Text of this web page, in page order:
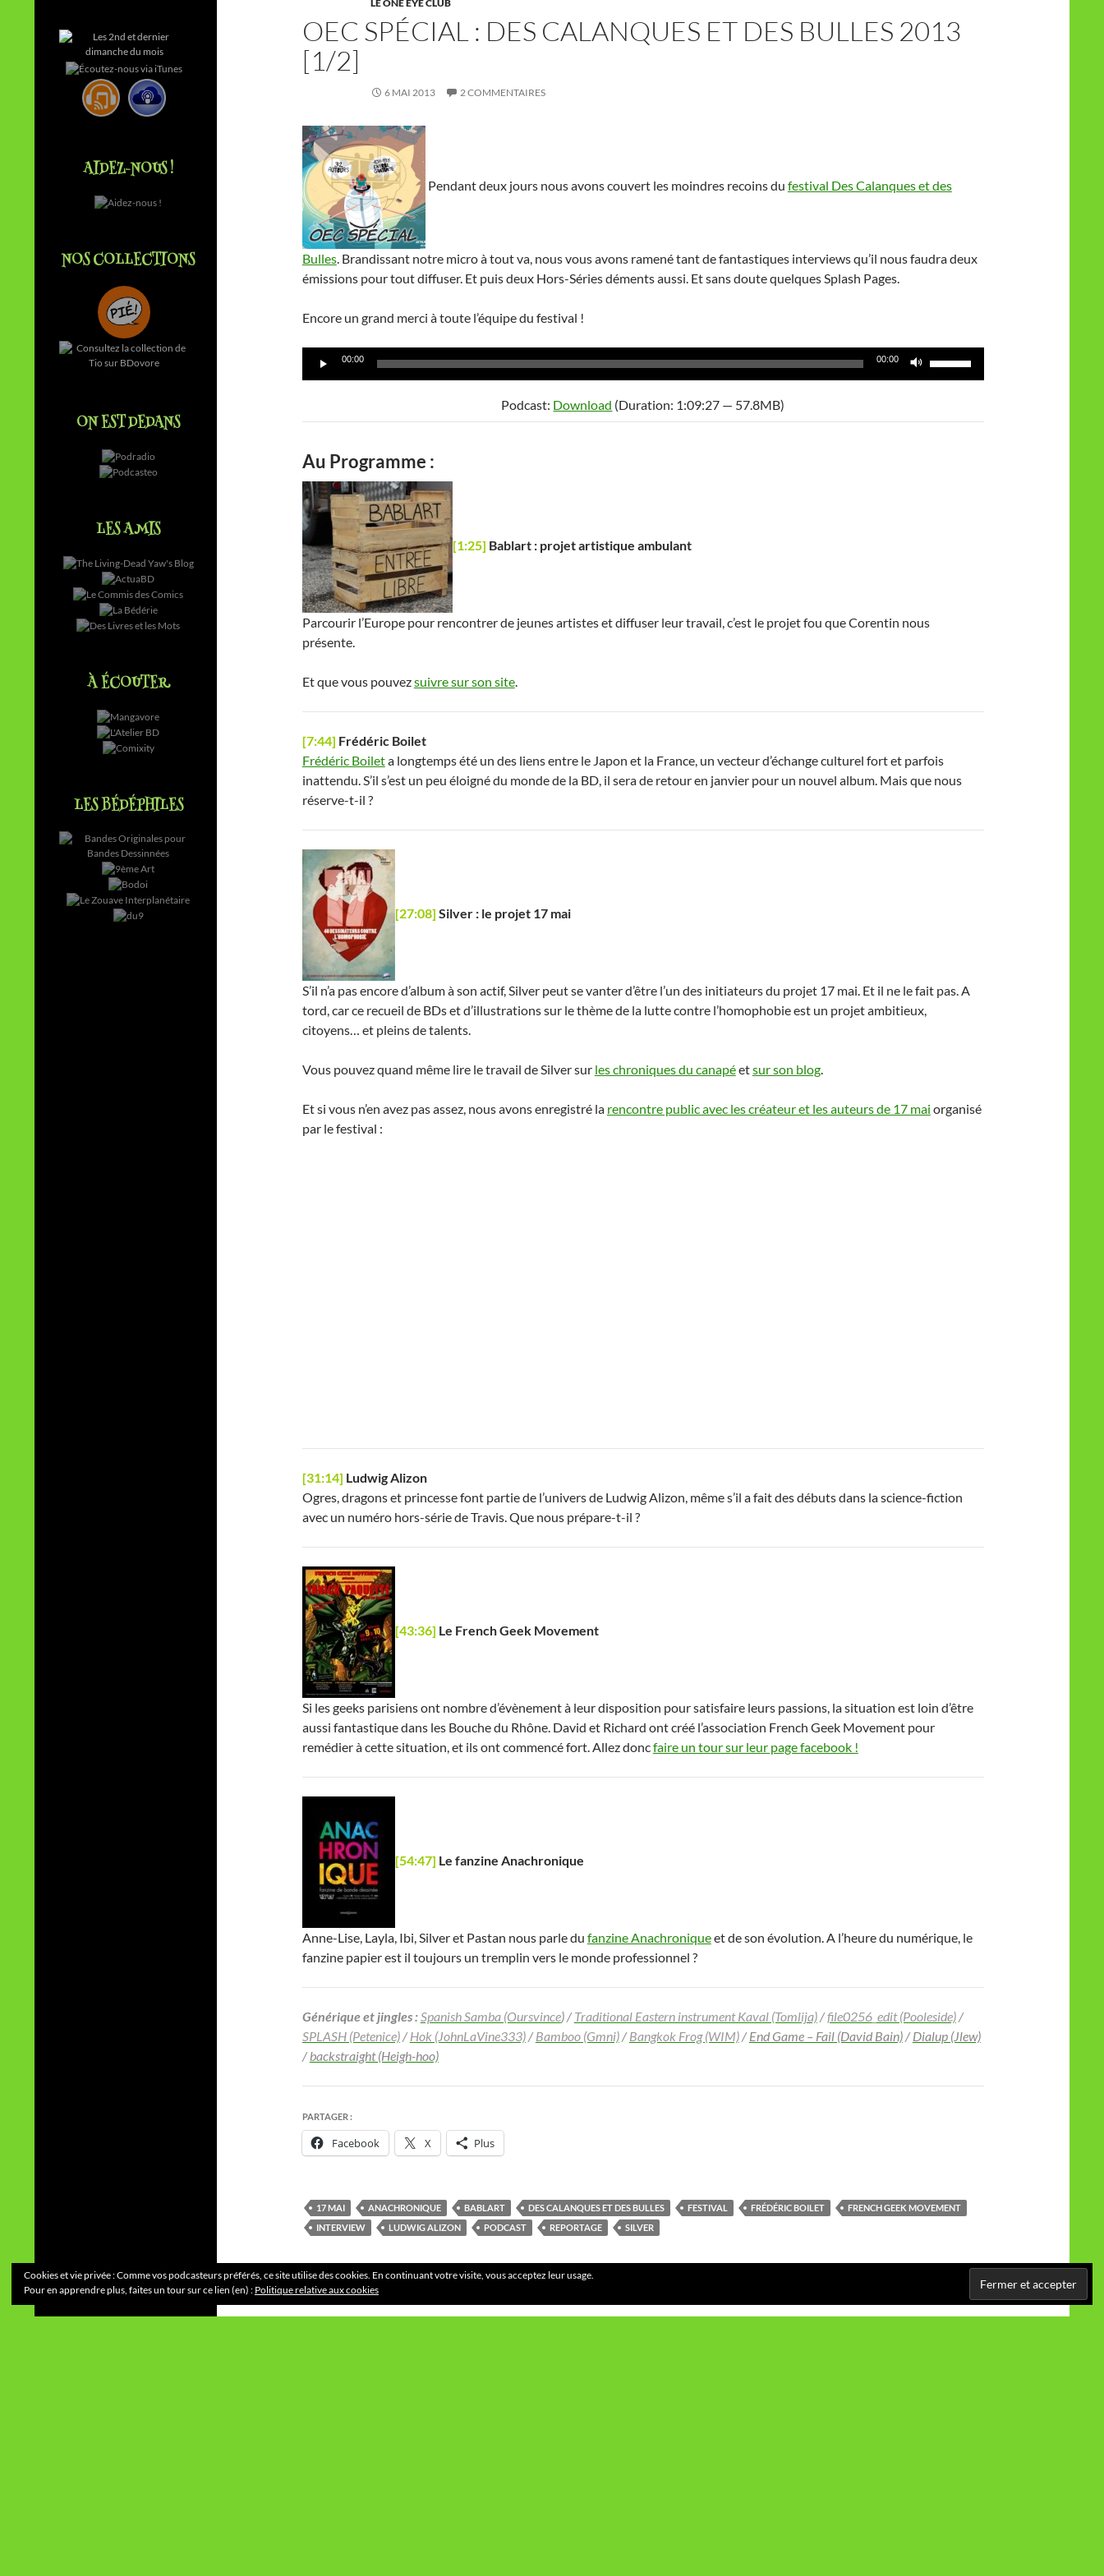
LE ONE EYE CLUB
OEC SPÉCIAL : DES CALANQUES ET DES BULLES 2013
[1/2]
6 MAI 2013 2 COMMENTAIRES
Pendant deux jours nous avons couvert les moindres recoins du festival Des Calanques et des
Bulles. Brandissant notre micro à tout va, nous vous avons ramené tant de fantastiques interviews qu’il nous faudra deux
émissions pour tout diffuser. Et puis deux Hors-Séries déments aussi. Et sans doute quelques Splash Pages.
Encore un grand merci à toute l’équipe du festival !
Lecteur
00:00 00:00
Podcast: Download (Duration: 1:09:27 — 57.8MB)
Au Programme :
[1:25] Bablart : projet artistique ambulant
Parcourir l’Europe pour rencontrer de jeunes artistes et diffuser leur travail, c’est le projet fou que Corentin nous
présente.
Et que vous pouvezsuivre sur son site.
[7:44] Frédéric Boilet
Frédéric Boileta longtemps été un des liens entre le Japon et la France, un vecteur d’échange culturel fort et parfois
inattendu. S’il s’est un peu éloigné du monde de la BD, il sera de retour en janvier pour un nouvel album. Mais que nous
réserve-t-il ?
[27:08] Silver : le projet 17 mai
S’il n’a pas encore d’album à son actif, Silver peut se vanter d’être l’un des initiateurs du projet 17 mai. Et il ne le fait pas. A
tord, car ce recueil de BDs et d’illustrations sur le thème de la lutte contre l’homophobie est un projet ambitieux,
citoyens… et pleins de talents.
Vous pouvez quand même lire le travail de Silver sur les chroniques du canapéetsur son blog.
Et si vous n’en avez pas assez, nous avons enregistré la rencontre public avec les créateur et les auteurs de 17 mai organisé
par le festival :
[31:14] Ludwig Alizon
Ogres, dragons et princesse font partie de l’univers de Ludwig Alizon, même s’il a fait des débuts dans la science-fiction
avec un numéro hors-série de Travis. Que nous prépare-t-il ?
[43:36] Le French Geek Movement
Si les geeks parisiens ont nombre d’évènement à leur disposition pour satisfaire leurs passions, la situation est loin d’être
aussi fantastique dans les Bouche du Rhône. David et Richard ont créé l’association French Geek Movement pour
remédier à cette situation, et ils ont commencé fort. Allez doncfaire un tour sur leur page facebook !
[54:47] Le fanzine Anachronique
Anne-Lise, Layla, Ibi, Silver et Pastan nous parle du fanzine Anachroniqueet de son évolution. A l’heure du numérique, le
fanzine papier est il toujours un tremplin vers le monde professionnel ?
Générique et jingles :Spanish Samba (Oursvince) /Traditional Eastern instrument Kaval (Tomlija)/file0256_edit (Pooleside)/
SPLASH (Petenice)/Hok (JohnLaVine333)/Bamboo (Gmni)/Bangkok Frog (WIM)/End Game – Fail (David Bain)/Dialup (Jlew)
/backstraight (Heigh-hoo)
PARTAGER :
Facebook X Plus
17 MAI ANACHRONIQUE BABLART DES CALANQUES ET DES BULLES FESTIVAL FRÉDÉRIC BOILET
FRENCH GEEK MOVEMENT
INTERVIEW
LUDWIG ALIZON PODCAST REPORTAGE SILVER
AIDEZ-NOUS !
NOS COLLECTIONS
ON EST DEDANS
LES AMIS
À ÉCOUTER
LES BÉDÉPHILES
Cookies et vie privée : Comme vos podcasteurs préférés, ce site utilise des cookies. En continuant votre visite, vous acceptez leur usage.
Pour en apprendre plus, faites un tour sur ce lien (en) : Politique relative aux cookies